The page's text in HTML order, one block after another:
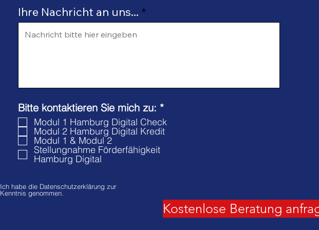
Ihre Nachricht an uns...
Bitte kontaktieren Sie mich zu: *P
f
l
i
l
d
Modul 1 Hamburg Digital Check
Modul 2 Hamburg Digital Kredit
Modul 1 & Modul 2
Stellungnahme Förderfähigkeit
Hamburg Digital
Ich habe die Datenschutzerklärung zur
Kenntnis genommen.
Kostenlose Beratung